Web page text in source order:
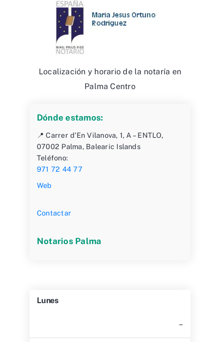
Localización y horario de la notaría en
Palma Centro
Dónde estamos:
📍 Carrer d’En Vilanova, 1, A – ENTLO,
07002 Palma, Balearic Islands
Teléfono:
971 72 44 77
Web
Contactar
Notarios Palma
Lunes
–